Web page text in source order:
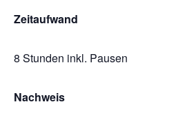
Zeitaufwand
8 Stunden inkl. Pausen
Nachweis